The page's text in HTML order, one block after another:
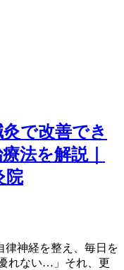
で改善でき
法を解説｜
院
律神経を整え、毎日を
れない…」それ、更